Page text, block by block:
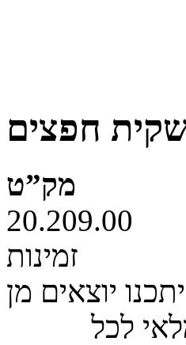
חפצים
מק”ט
20.209.00
זמינות
יוצאים מן
לכל